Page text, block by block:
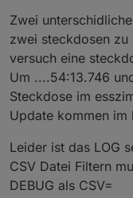
Zwei
zwei steckdosen zu
versuch eine
Um ....54:13.746
Steckdose im
Update kommen im
Leider ist das LOG
CSV Datei Filtern
DEBUG als CSV=